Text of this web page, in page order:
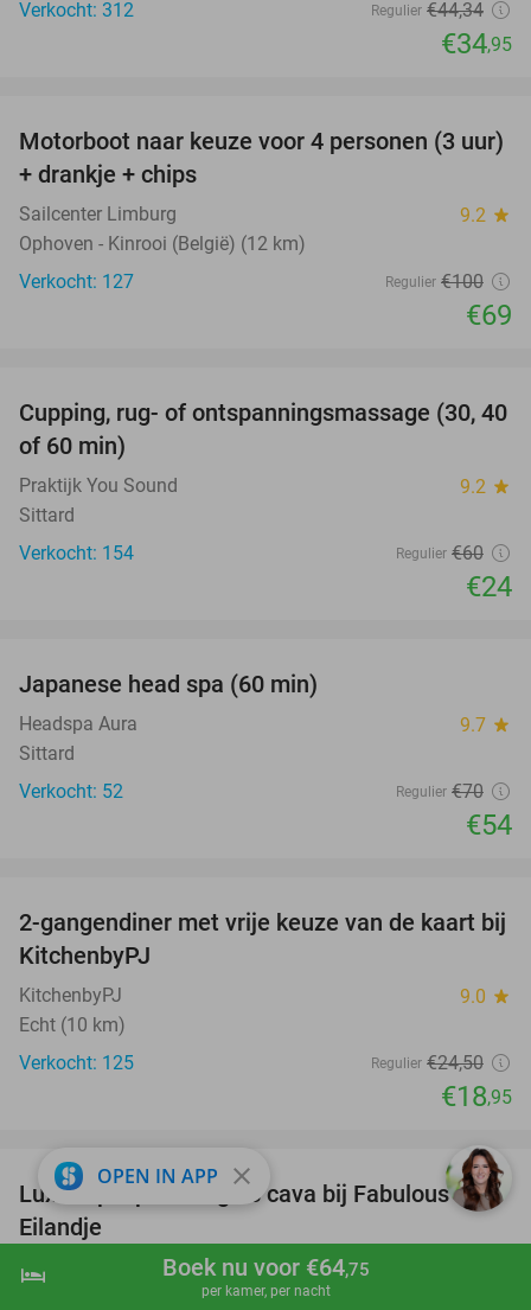
shopping_cart Boek nu
hotel Boek nu voor €64,75
per kamer, per nacht
Verkocht: 312
Regulier €44,34
€34,95
31%
Motorboot naar keuze voor 4 personen (3 uur)
+ drankje + chips
Sailcenter Limburg 9.2 star
Ophoven - Kinrooi (België) (12 km)
Verkocht: 127
Regulier €100
€69
60%
Cupping, rug- of ontspanningsmassage (30, 40
of 60 min)
Praktijk You Sound 9.2 star
Sittard
Verkocht: 154
Regulier €60
€24
Japanese head spa (60 min)
Headspa Aura 9.7 star
Sittard
Verkocht: 52
Regulier €70
€54
23%
2-gangendiner met vrije keuze van de kaart bij
KitchenbyPJ
KitchenbyPJ 9.0 star
Echt (10 km)
Verkocht: 125
Regulier €24,50
€18,95
28%
Luxe tapasplank + glas cava bij Fabulous 't
Eilandje
Fabulous ´t Eilandje
OPEN IN APP close